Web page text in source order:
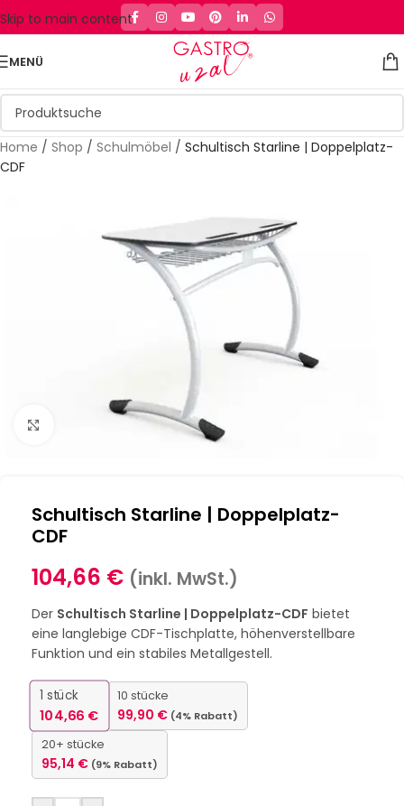
Skip to main content
MENÜ
Home / Shop / Schulmöbel / Schultisch Starline | Doppelplatz-
CDF
Klick zum Vergrößern
Schultisch Starline | Doppelplatz-
CDF
104,66 € (inkl. MwSt.)
Der Schultisch Starline | Doppelplatz-CDF bietet
eine langlebige CDF-Tischplatte, höhenverstellbare
Funktion und ein stabiles Metallgestell.
1 stück
104,66 €
10 stücke
99,90 € (4% Rabatt)
20+ stücke
95,14 € (9% Rabatt)